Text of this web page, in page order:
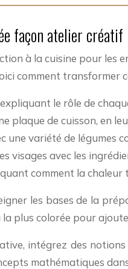
façon atelier créatif
à la cuisine pour
comment
le rôle de
plaque de cuisson, en
une variété de légumes
visages avec les
comment la chaleur
les bases de la
plus colorée pour
intégrez des
mathématiques